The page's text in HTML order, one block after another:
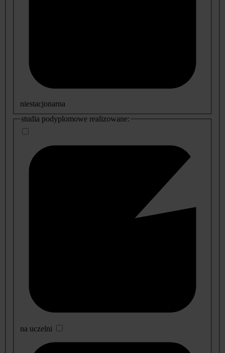
niestacjonarna
studia podyplomowe realizowane:
na uczelni